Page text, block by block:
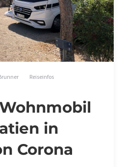
Reiseinfos
in
Corona